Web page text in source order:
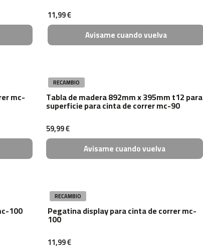
11,99 €
Avisame cuando vuelva
mc-
RECAMBIO
Tabla de madera 892mm x 395mm t12 para
superficie para cinta de correr mc-90
59,99 €
Avisame cuando vuelva
100
RECAMBIO
Pegatina display para cinta de correr mc-
100
11,99 €